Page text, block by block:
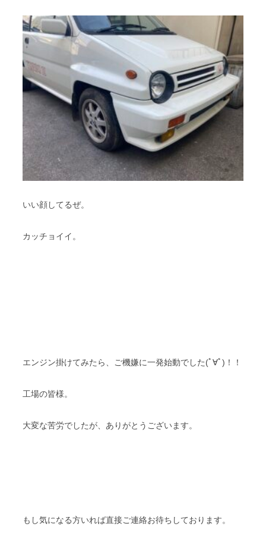
いい顔してるぜ。
カッチョイイ。
エンジン掛けてみたら、ご機嫌に一発始動でした(ﾟ∀ﾟ)！！
工場の皆様。
大変な苦労でしたが、ありがとうございます。
もし気になる方いれば直接ご連絡お待ちしております。